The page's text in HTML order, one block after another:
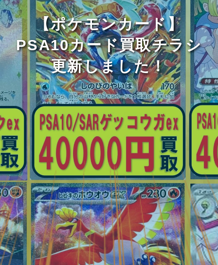
【ポケモンカード】
PSA10カード買取チラシ
更新しました！